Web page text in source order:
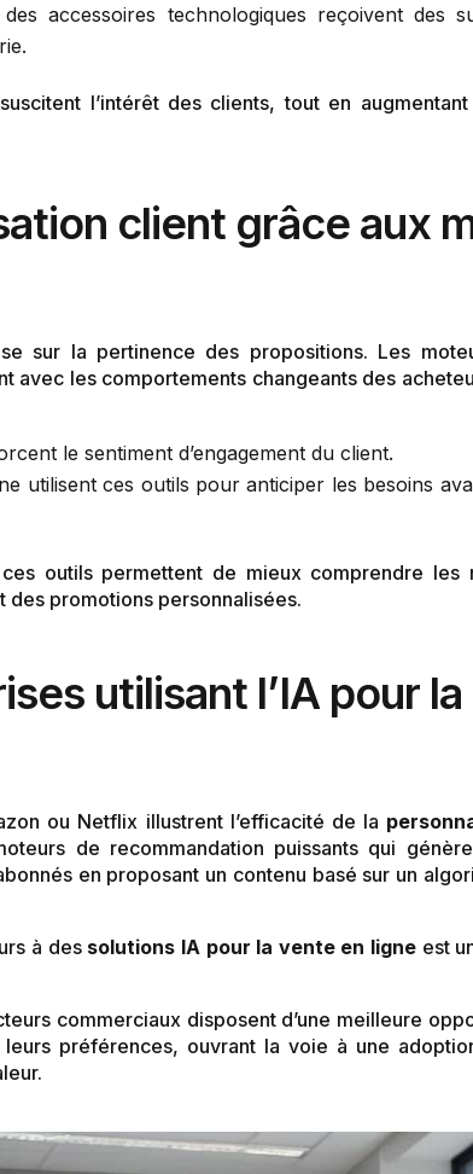
accessoires technologiques reçoivent des
l’intérêt des clients, tout en
client grâce aux
sur la pertinence des propositions. Les
avec les comportements changeants des
le sentiment d’engagement du client.
utilisent ces outils pour anticiper les besoins
outils permettent de mieux comprendre les
des promotions personnalisées.
utilisant l’IA pour la
ou Netflix illustrent l’efficacité de la
de recommandation puissants qui
en proposant un contenu basé sur un
à des solutions IA pour la vente en ligne est
commerciaux disposent d’une meilleure
préférences, ouvrant la voie à une